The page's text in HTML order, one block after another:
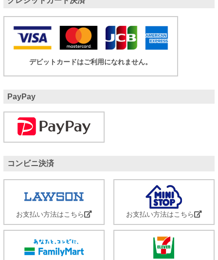
デビットカードはご利用になれません。
PayPay
コンビニ決済
お支払い方法はこちら お支払い方法はこちら